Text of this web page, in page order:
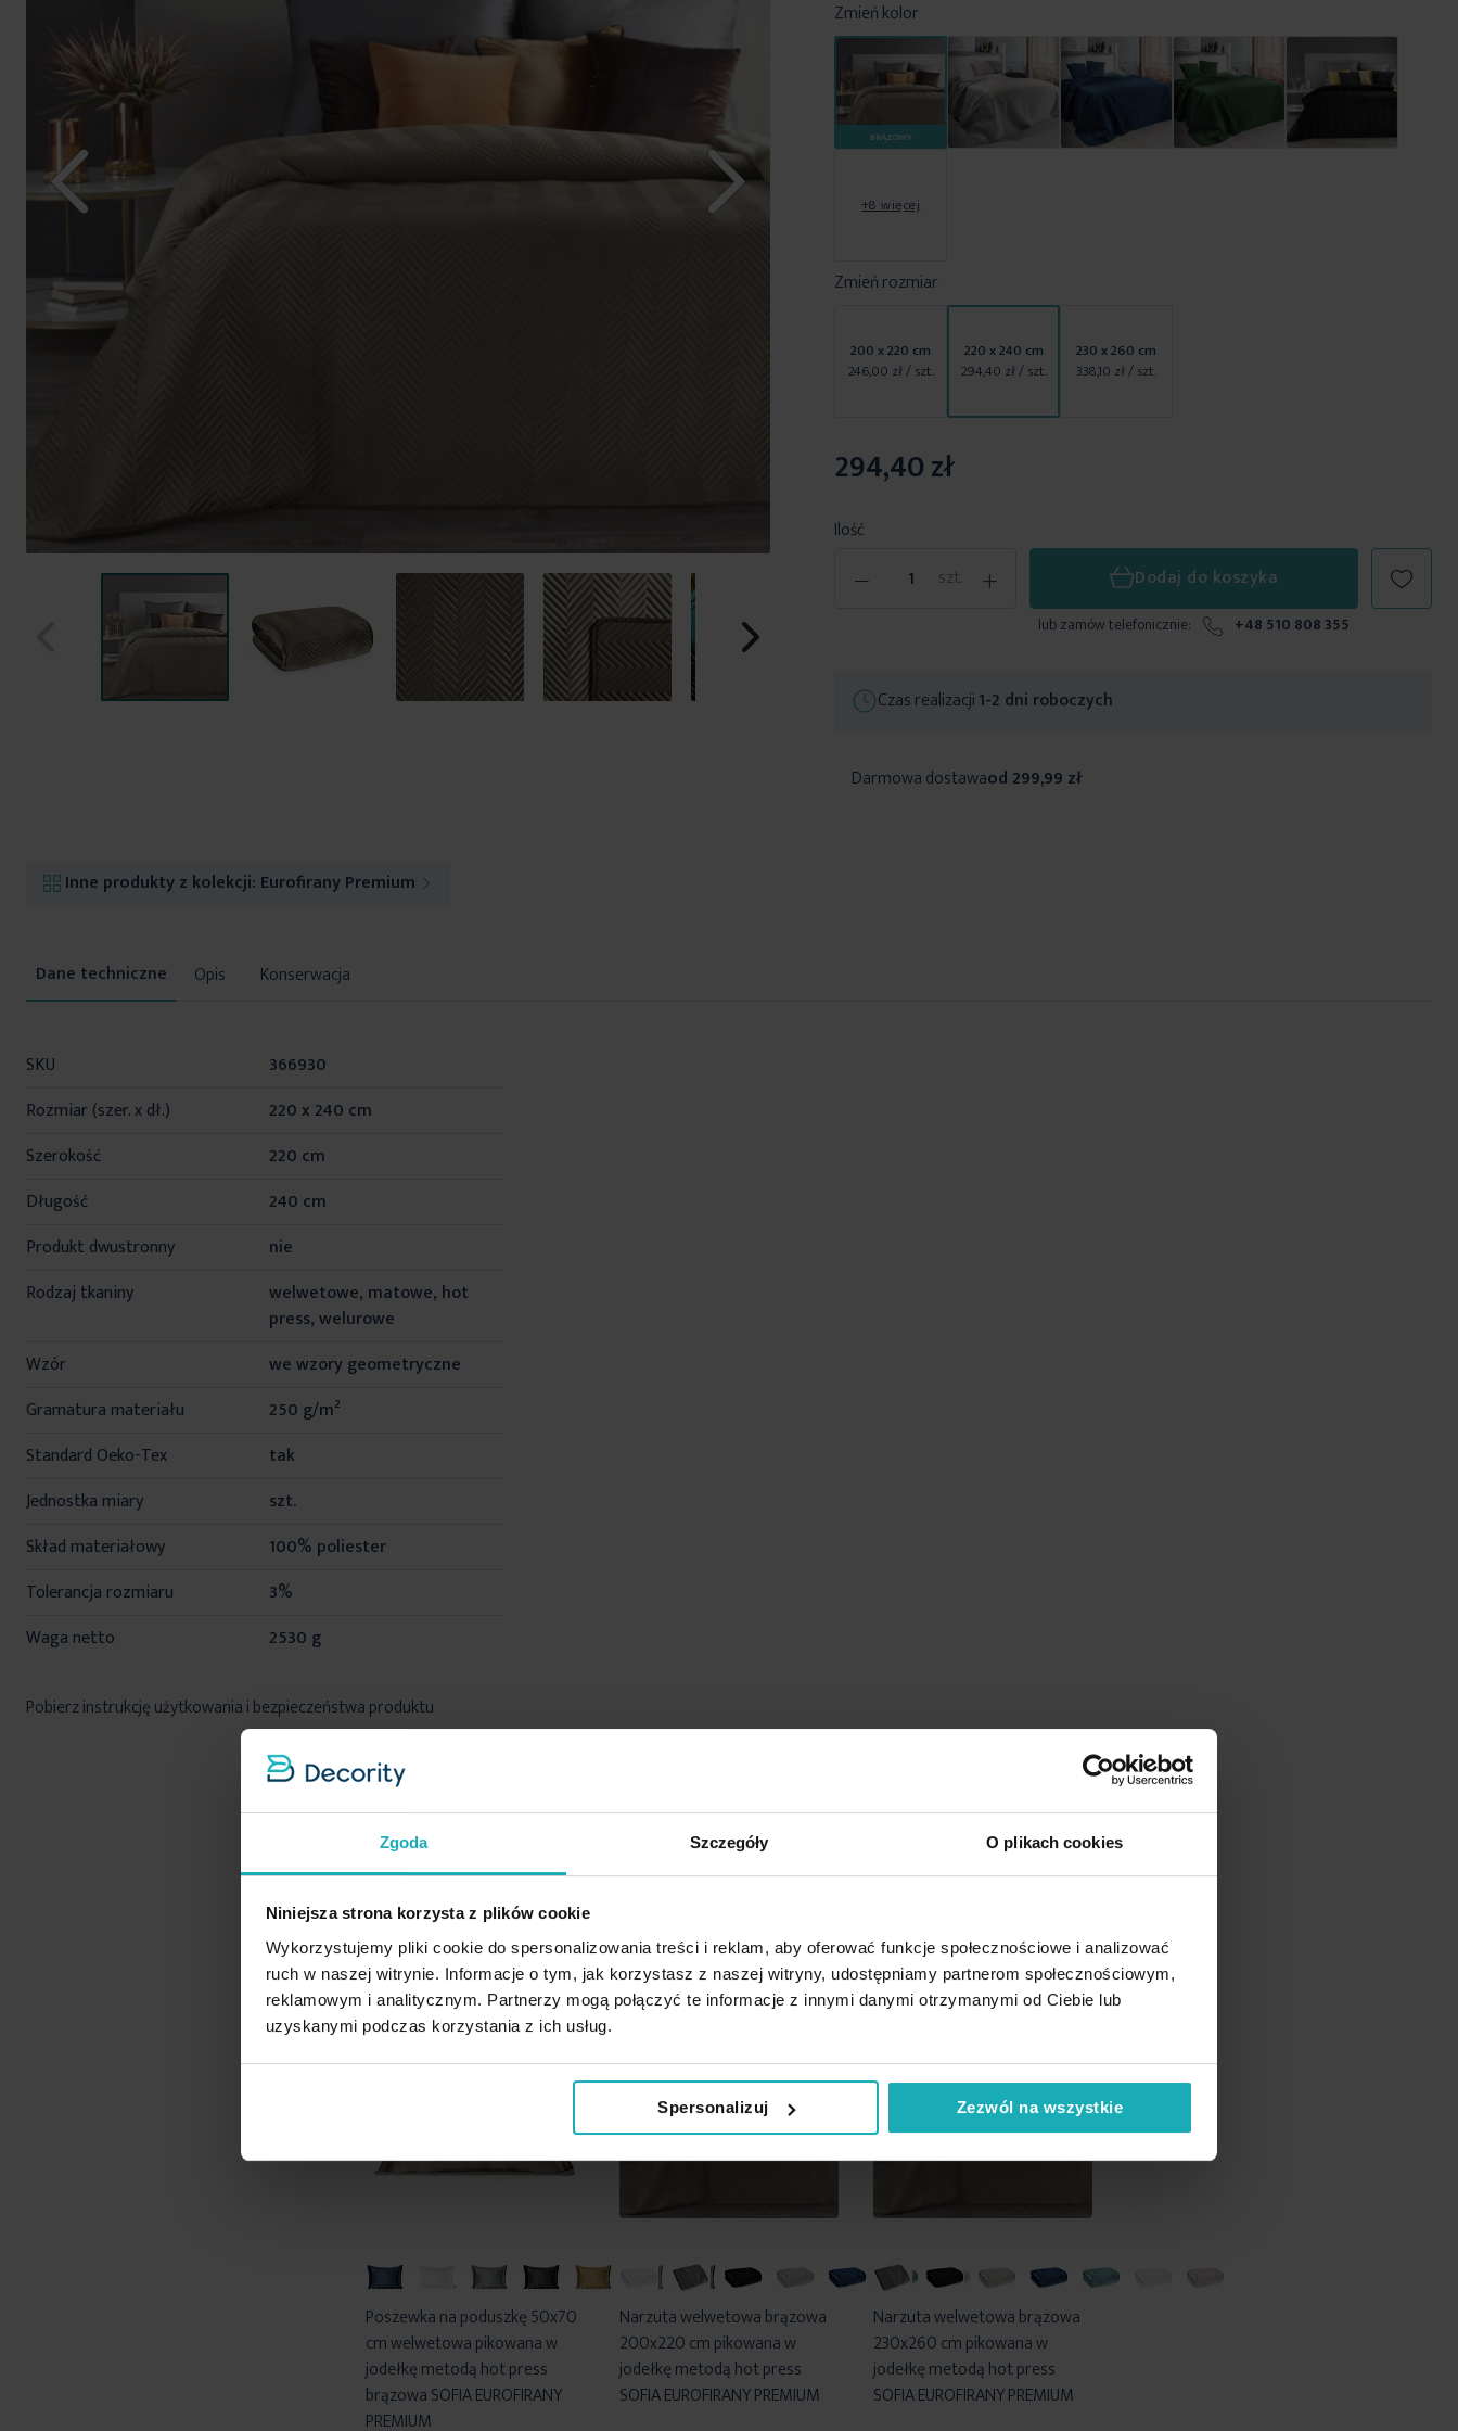
Zgoda Szczegóły O plikach cookies
Niniejsza strona korzysta z plików cookie
Wykorzystujemy pliki cookie do spersonalizowania treści i reklam, aby oferować funkcje społecznościowe i analizować
ruch w naszej witrynie. Informacje o tym, jak korzystasz z naszej witryny, udostępniamy partnerom społecznościowym,
reklamowym i analitycznym. Partnerzy mogą połączyć te informacje z innymi danymi otrzymanymi od Ciebie lub
uzyskanymi podczas korzystania z ich usług.
Spersonalizuj Zezwól na wszystkie
Zmień kolor
BRĄZOWY
+8 więcej
Zmień rozmiar
200 x 220 cm
246,00 zł/ szt.
220 x 240 cm
294,40 zł/ szt.
230 x 260 cm
338,10 zł/ szt.
Ilość
- szt. +
294,40 zł
Dodaj do koszyka
lub zamów telefonicznie: +48 510 808 355
Czas realizacji1-2 dni roboczych
Darmowa dostawaod 299,99 zł
Inne produkty z kolekcji: Eurofirany Premium
Opis Konserwacja
Więcej
SKU
366930
Rozmiar (szer. x dł.)
220 x 240 cm
Szerokość
220 cm
Długość
240 cm
Produkt dwustronny
nie
Rodzaj tkaniny
welwetowe, matowe, hot
press, welurowe
Wzór
we wzory geometryczne
Gramatura materiału
250 g/m²
Standard Oeko-Tex
tak
Jednostka miary
szt.
Skład materiałowy
100% poliester
Tolerancja rozmiaru
3%
Waga netto
2530 g
Pobierz instrukcję użytkowania i bezpieczeństwa produktu
Rodzina produktów
Poszewka na poduszkę 50x70
cm welwetowa pikowana w
jodełkę metodą hot press
brązowa SOFIA EUROFIRANY
PREMIUM
Narzuta welwetowa brązowa
200x220 cm pikowana w
jodełkę metodą hot press
SOFIA EUROFIRANY PREMIUM
Narzuta welwetowa brązowa
230x260 cm pikowana w
jodełkę metodą hot press
SOFIA EUROFIRANY PREMIUM